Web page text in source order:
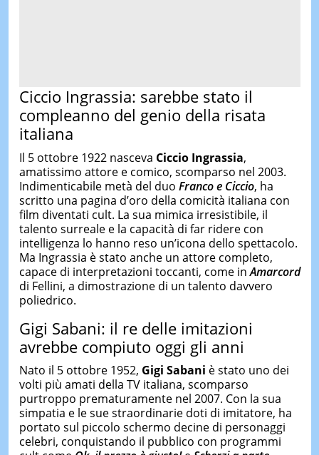
Ciccio Ingrassia: sarebbe stato il
compleanno del genio della risata
italiana
Il 5 ottobre 1922 nasceva Ciccio Ingrassia,
amatissimo attore e comico, scomparso nel 2003.
Indimenticabile metà del duo Franco e Ciccio, ha
scritto una pagina d’oro della comicità italiana con
film diventati cult. La sua mimica irresistibile, il
talento surreale e la capacità di far ridere con
intelligenza lo hanno reso un’icona dello spettacolo.
Ma Ingrassia è stato anche un attore completo,
capace di interpretazioni toccanti, come inAmarcord
di Fellini, a dimostrazione di un talento davvero
poliedrico.
Gigi Sabani: il re delle imitazioni
avrebbe compiuto oggi gli anni
Nato il 5 ottobre 1952, Gigi Sabani è stato uno dei
volti più amati della TV italiana, scomparso
purtroppo prematuramente nel 2007. Con la sua
simpatia e le sue straordinarie doti di imitatore, ha
portato sul piccolo schermo decine di personaggi
celebri, conquistando il pubblico con programmi